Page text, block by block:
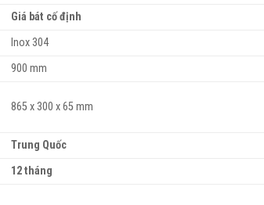
Giá bát cố định
Inox 304
900 mm
865 x 300 x 65 mm
Trung Quốc
12 tháng